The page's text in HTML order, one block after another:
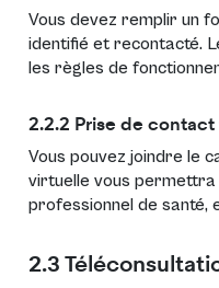
Vous devez remplir un
identifié et recontacté.
les règles de
2.2.2 Prise de
Vous pouvez joindre le
virtuelle vous permettra
professionnel de santé,
2.3